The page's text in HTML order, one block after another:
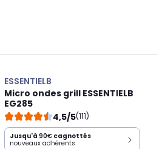
ESSENTIELB
Micro ondes grill ESSENTIELB
EG285
4,5/5(111)
Jusqu'à 90€ cagnottés
nouveaux adhérents